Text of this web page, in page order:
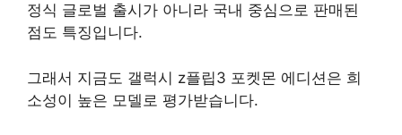
정식 글로벌 출시가 아니라 국내 중심으로 판매된
점도 특징입니다.
그래서 지금도 갤럭시 z플립3 포켓몬 에디션은 희
소성이 높은 모델로 평가받습니다.